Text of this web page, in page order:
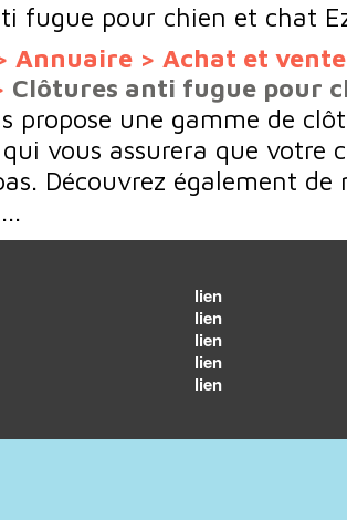
fugue pour chien et chat
Annuaire > Achat et
Clôtures anti fugue pour
propose une gamme de
vous assurera que votre
Découvrez également de
lien
lien
lien
lien
lien